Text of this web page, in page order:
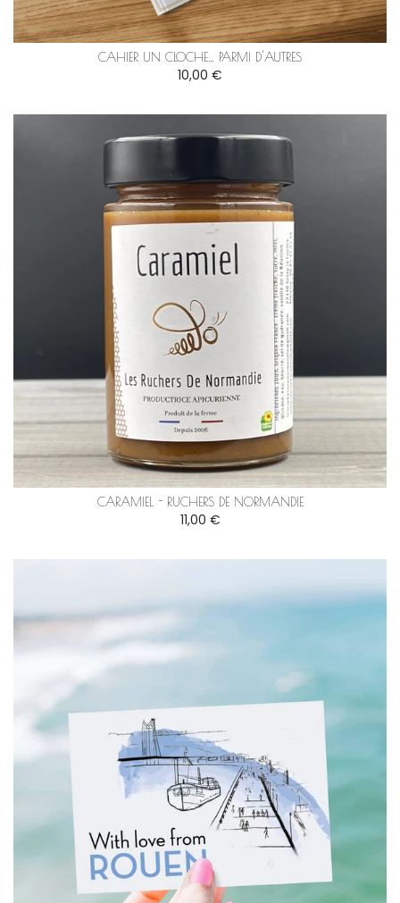
CAHIER UN CLOCHE… PARMI D'AUTRES
10,00 €
CARAMIEL - RUCHERS DE NORMANDIE
11,00 €